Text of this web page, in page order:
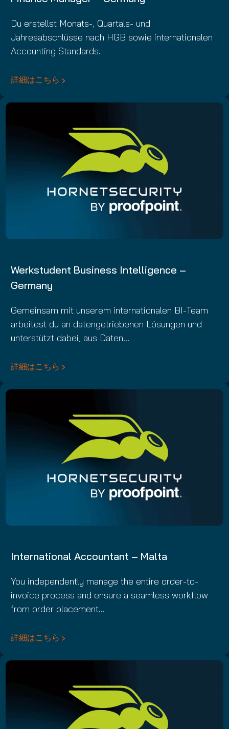
Du erstellst Monats-, Quartals- und
Jahresabschlüsse nach HGB sowie internationalen
Accounting Standards.
詳細はこちら
Werkstudent Business Intelligence –
Germany
Gemeinsam mit unserem internationalen BI-Team
arbeitest du an datengetriebenen Lösungen und
unterstützt dabei, aus Daten…
詳細はこちら
International Accountant – Malta
You independently manage the entire order-to-
invoice process and ensure a seamless workflow
from order placement…
詳細はこちら